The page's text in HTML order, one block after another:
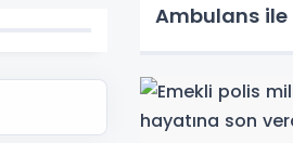
Ambulans ile